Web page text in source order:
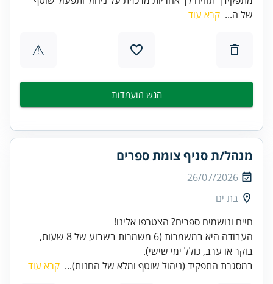
של ה... קרא עוד
⚠
הגש מועמדות
מנהל/ת סניף צומת ספרים
26/07/2026
בת ים
העבודה היא במשמרות (6 משמרות בשבוע של 8 שעות,
בוקר או ערב, כולל ימי שישי).
במסגרת התפקיד (ניהול שוטף ומלא של החנות)... קרא עוד